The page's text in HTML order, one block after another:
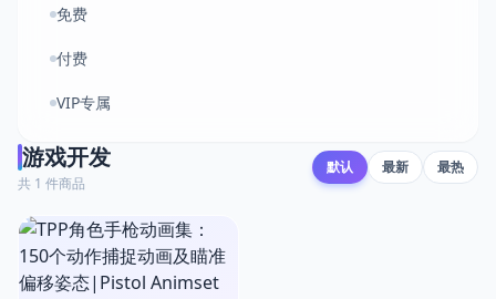
免费
付费
VIP专属
游戏开发
共 1 件商品
默认 最新 最热